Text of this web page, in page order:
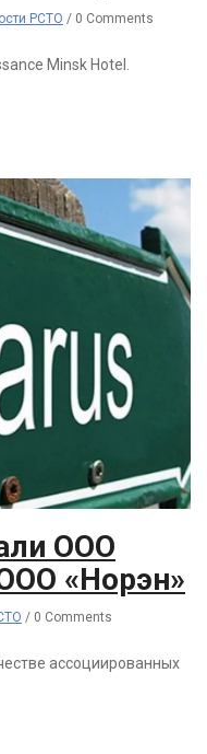
РСТО / 0 Comments
Minsk Hotel.
ООО
«Норэн»
/ 0 Comments
ассоциированных